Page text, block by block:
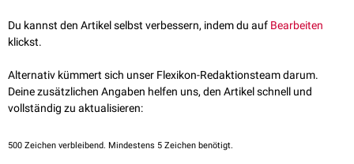
Du kannst den Artikel selbst verbessern, indem du auf Bearbeiten
klickst.
Alternativ kümmert sich unser Flexikon-Redaktionsteam darum.
Deine zusätzlichen Angaben helfen uns, den Artikel schnell und
vollständig zu aktualisieren:
500 Zeichen verbleibend. Mindestens 5 Zeichen benötigt.